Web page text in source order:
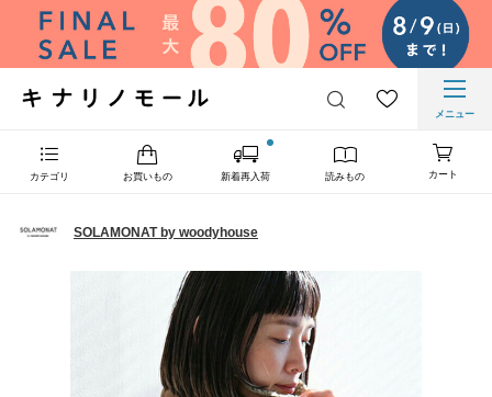
メニュー
カテゴリ お買いもの 新着再入荷 読みもの カート
SOLAMONAT by woodyhouse